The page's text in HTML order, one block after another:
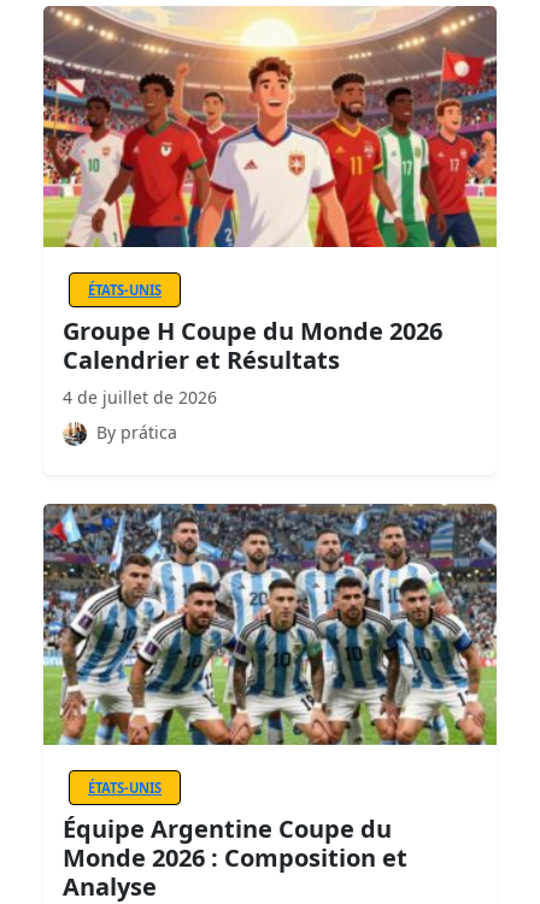
ÉTATS-UNIS
Groupe H Coupe du Monde 2026
Calendrier et Résultats
4 de juillet de 2026
By prática
ÉTATS-UNIS
Équipe Argentine Coupe du
Monde 2026 : Composition et
Analyse